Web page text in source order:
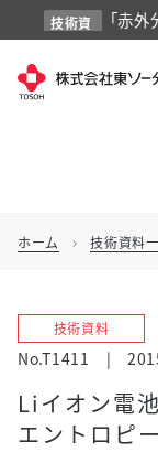
技術資
料
「赤
掲載し
ホーム chevron_right 技術資料
技術資料
No.T1411 |
Liイオン電
エントロピ